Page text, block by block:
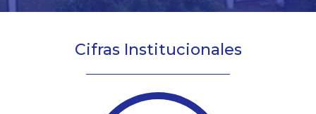
Cifras Institucionales